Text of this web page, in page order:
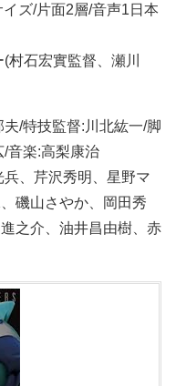
ズ/片面2層/音声1日本
石宏實監督、瀬川
/特技監督:川北紘一/脚
音楽:高梨康治
、芹沢秀明、星野マ
磯山さやか、岡田秀
之介、油井昌由樹、赤